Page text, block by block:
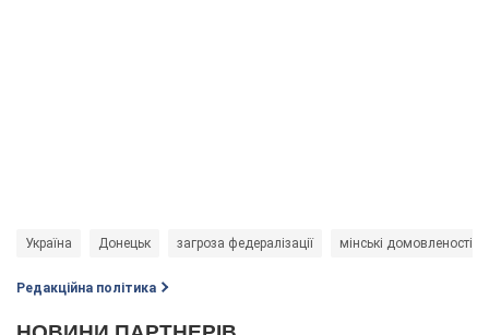
Україна Донецьк загроза федералізації мінські домовленості
Редакційна політика